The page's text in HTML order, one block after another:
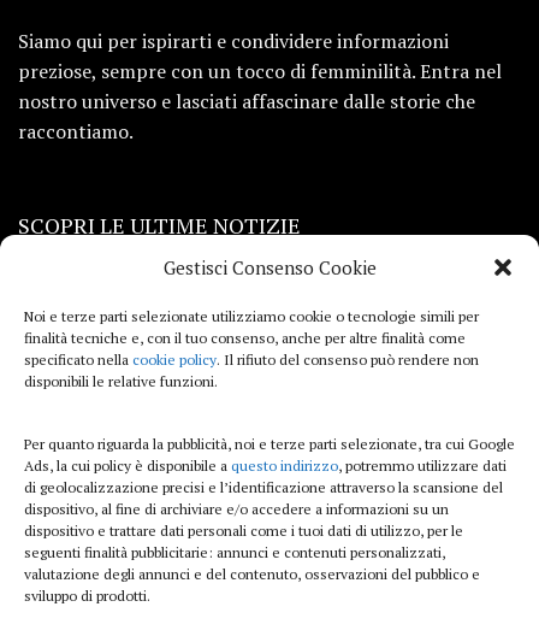
Gestisci Consenso Cookie
Noi e terze parti selezionate utilizziamo cookie o tecnologie simili per
finalità tecniche e, con il tuo consenso, anche per altre finalità come
specificato nella cookie policy. Il rifiuto del consenso può rendere non
disponibili le relative funzioni.
Per quanto riguarda la pubblicità, noi e terze parti selezionate, tra cui Google
Ads, la cui policy è disponibile a questo indirizzo, potremmo utilizzare dati
di geolocalizzazione precisi e l’identificazione attraverso la scansione del
dispositivo, al fine di archiviare e/o accedere a informazioni su un
dispositivo e trattare dati personali come i tuoi dati di utilizzo, per le
seguenti finalità pubblicitarie: annunci e contenuti personalizzati,
valutazione degli annunci e del contenuto, osservazioni del pubblico e
sviluppo di prodotti.
Siamo qui per ispirarti e condividere informazioni
preziose, sempre con un tocco di femminilità. Entra nel
nostro universo e lasciati affascinare dalle storie che
raccontiamo.
SCOPRI LE ULTIME NOTIZIE
Viaggi
Beauty e benessere
Curiosità
Lifestyle
Sport
iTech